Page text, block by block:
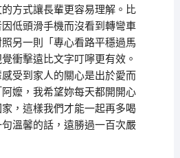
方式讓長輩更容易理解。比
低頭滑手機而沒看到轉彎車
另一則「專心看路平穩過馬
衝擊遠比文字叮嚀更有效。
受到家人的關心是出於愛而
嬤，我希望妳每天都開開心
，這樣我們才能一起再多喝
溫馨的話，遠勝過一百次嚴